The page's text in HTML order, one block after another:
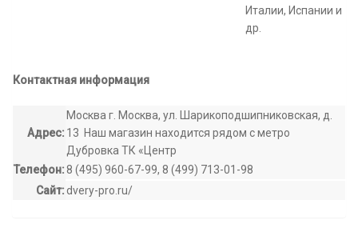
Италии, Испании и
др.
Контактная информация
Адрес:
Москва г. Москва, ул. Шарикоподшипниковская, д.
13 Наш магазин находится рядом с метро
Дубровка ТК «Центр
Телефон:8 (495) 960-67-99, 8 (499) 713-01-98
Сайт: dvery-pro.ru/